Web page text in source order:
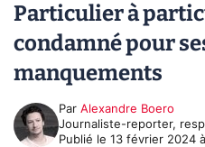
Particulier à
condamné pour
manquements
Par Alexandre Boero
Journaliste-reporter,
Publié le 13 février 2024